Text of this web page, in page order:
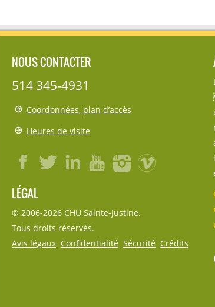
NOUS CONTACTER
514 345-4931
Coordonnées, plan d’accès
Heures de visite
LÉGAL
© 2006-2026CHU Sainte-Justine.
Tous droits réservés.
Avis légaux Confidentialité Sécurité Crédits